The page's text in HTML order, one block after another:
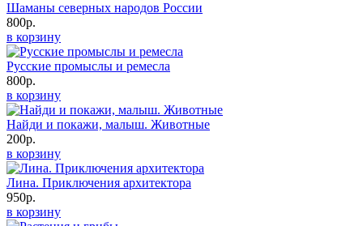
Шаманы северных народов России
800р.
в корзину
Русские промыслы и ремесла
800р.
в корзину
Найди и покажи, малыш. Животные
200р.
в корзину
Лина. Приключения архитектора
950р.
в корзину